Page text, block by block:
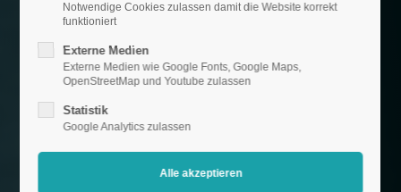
Notwendige Cookies zulassen damit die Website korrekt
funktioniert
Externe Medien
Externe Medien wie Google Fonts, Google Maps,
OpenStreetMap und Youtube zulassen
Statistik
Google Analytics zulassen